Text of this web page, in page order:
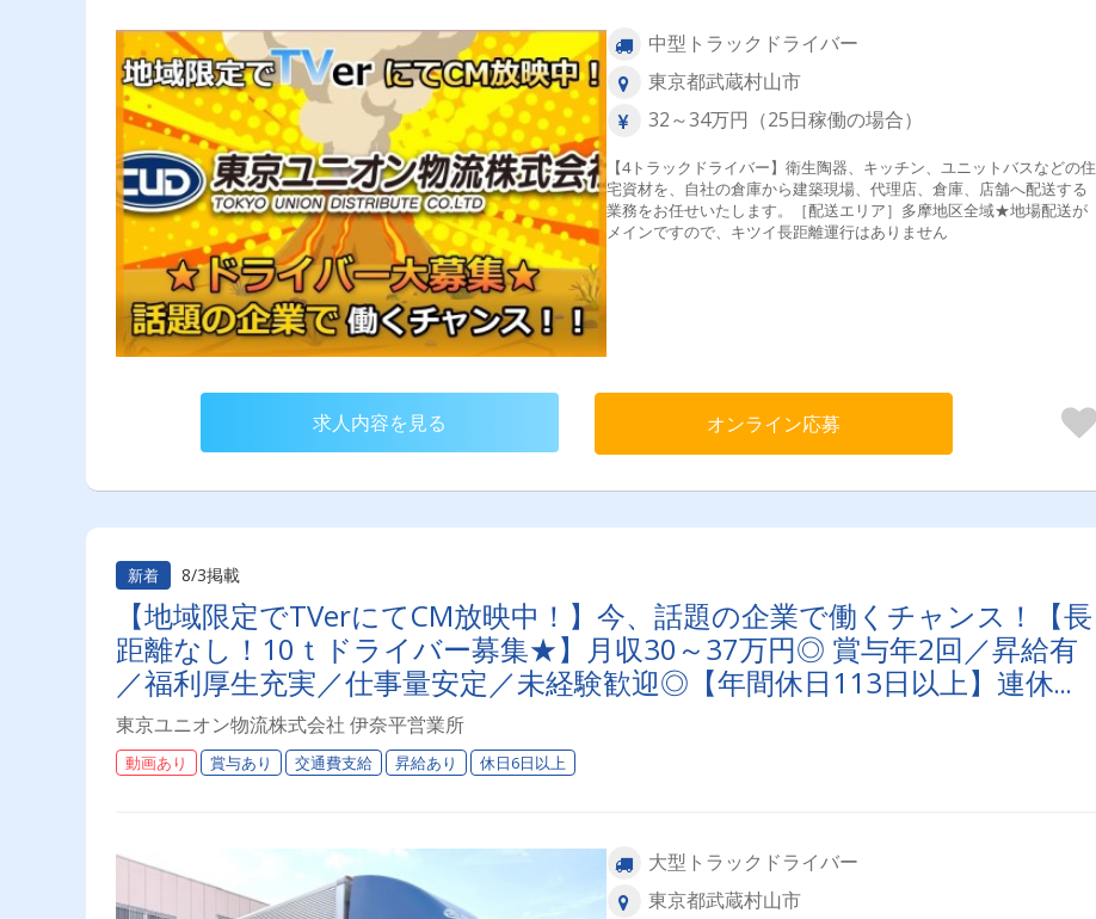
中型トラックドライバー
東京都武蔵村山市
32～34万円（25日稼働の場合）
【4トラックドライバー】衛生陶器、キッチン、ユニットバスなどの住
宅資材を、自社の倉庫から建築現場、代理店、倉庫、店舗へ配送する
業務をお任せいたします。［配送エリア］多摩地区全域★地場配送が
メインですので、キツイ長距離運行はありません
求人内容を見る オンライン応募
新着 8/3掲載
【地域限定でTVerにてCM放映中！】今、話題の企業で働くチャンス！【長
距離なし！10ｔドライバー募集★】月収30～37万円◎ 賞与年2回／昇給有
／福利厚生充実／仕事量安定／未経験歓迎◎【年間休日113日以上】連休も
あり◎プライベート充実可◎「安心・安全」で働く。東京ユニオン物流で
ドライバーライフを送りませんか？
東京ユニオン物流株式会社 伊奈平営業所
動画あり 賞与あり 交通費支給 昇給あり 休日6日以上
大型トラックドライバー
東京都武蔵村山市